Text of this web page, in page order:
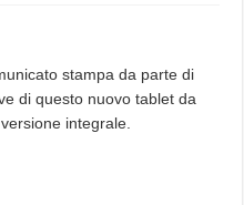
stampa da parte di
di questo nuovo tablet da
integrale.